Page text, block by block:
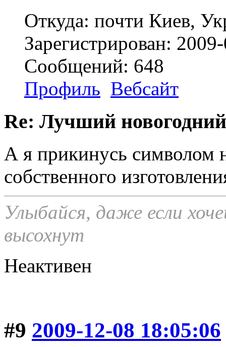
Откуда: почти Киев,
Зарегистрирован:
Сообщений: 648
Профиль Вебсайт
Re: Лучший
А я прикинусь символом
собственного
Улыбайся, даже если
высохнут
Неактивен
#9 2009-12-08 18:05:06